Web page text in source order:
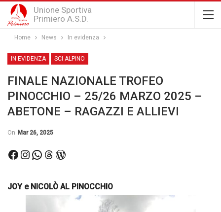
Unione Sportiva
Primiero A.S.D.
Home News In evidenza
IN EVIDENZA SCI ALPINO
FINALE NAZIONALE TROFEO
PINOCCHIO – 25/26 MARZO 2025 –
ABETONE – RAGAZZI E ALLIEVI
On Mar 26, 2025
Facebook
Instagram
WhatsApp
Threads
WordPress
JOY e NICOLÒ AL PINOCCHIO